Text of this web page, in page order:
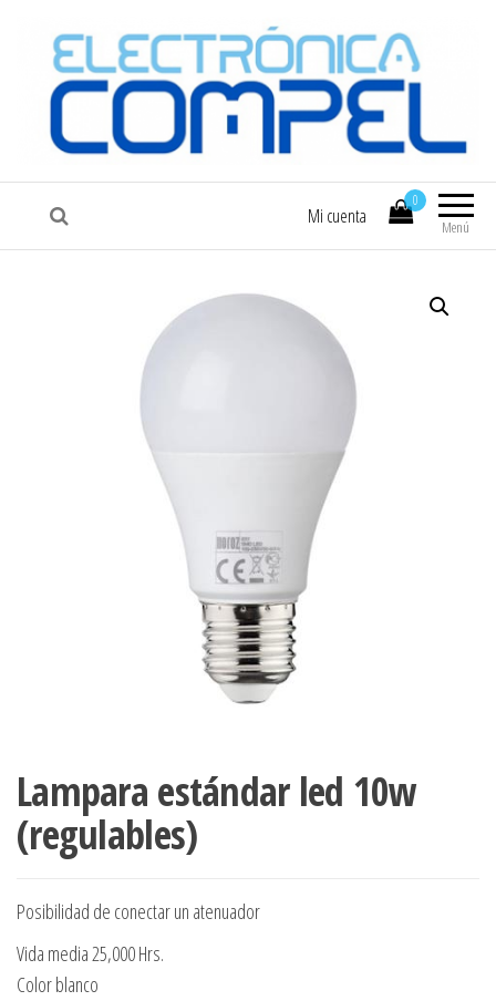
COMPEL Electrónica COMPEL
Menú
0
Mi cuenta
Lampara estándar led 10w
(regulables)
Posibilidad de conectar un atenuador
Vida media 25,000 Hrs.
Color blanco